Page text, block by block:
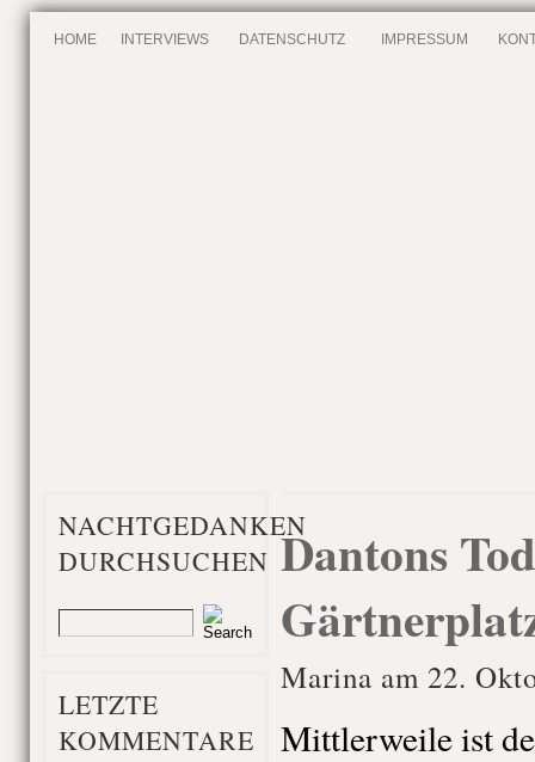
HOME INTERVIEWS DATENSCHUTZ IMPRESSUM
NACHTGEDANKEN
DURCHSUCHEN
LETZTE
KOMMENTARE
Dantons
Marina am 22.
Mittlerweile ist